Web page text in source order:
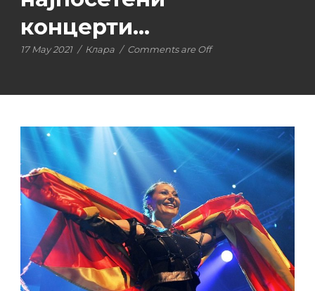
концерти…
17 May 2021 / Клара / Comments are Off